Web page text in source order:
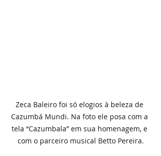
Zeca Baleiro foi só elogios à beleza de
Cazumbá Mundi. Na foto ele posa com a
tela “Cazumbala” em sua homenagem, e
com o parceiro musical Betto Pereira.